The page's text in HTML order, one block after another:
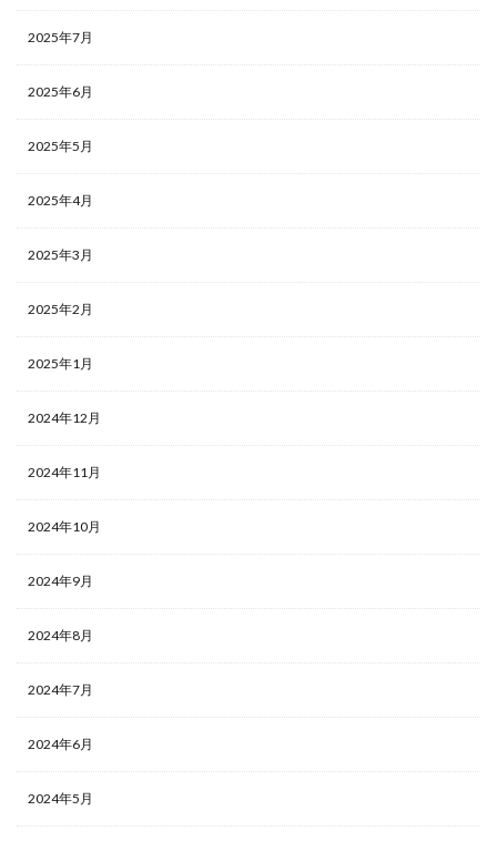
2025年7月
2025年6月
2025年5月
2025年4月
2025年3月
2025年2月
2025年1月
2024年12月
2024年11月
2024年10月
2024年9月
2024年8月
2024年7月
2024年6月
2024年5月